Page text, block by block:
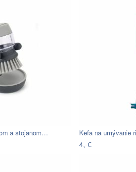
a stojanom… Kefa na umývanie
4,-€